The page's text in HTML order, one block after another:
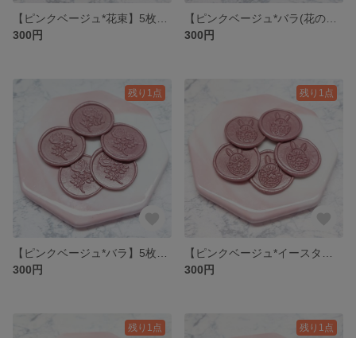
300円
300円
残り1点
300円
残り1点
300円
残り1点 残り1点